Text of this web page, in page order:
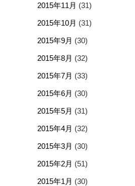
2015年11月 (31)
2015年10月 (31)
2015年9月 (30)
2015年8月 (32)
2015年7月 (33)
2015年6月 (30)
2015年5月 (31)
2015年4月 (32)
2015年3月 (30)
2015年2月 (51)
2015年1月 (30)